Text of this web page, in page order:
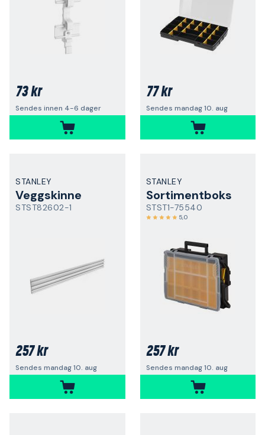
73 kr
Sendes innen 4-6 dager
77 kr
Sendes mandag 10. aug
STANLEY
Veggskinne
STST82602-1
257 kr
Sendes mandag 10. aug
STANLEY
Sortimentboks
STST1-75540
5,0
257 kr
Sendes mandag 10. aug